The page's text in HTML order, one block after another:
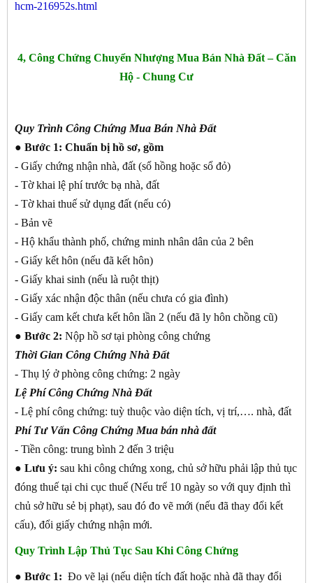
hcm-216952s.html
4, Công Chứng Chuyển Nhượng Mua Bán Nhà Đất – Căn
Hộ - Chung Cư
Quy Trình Công Chứng Mua Bán Nhà Đất
● Bước 1: Chuẩn bị hồ sơ, gồm
- Giấy chứng nhận nhà, đất (sổ hồng hoặc sổ đỏ)
- Tờ khai lệ phí trước bạ nhà, đất
- Tờ khai thuế sử dụng đất (nếu có)
- Bản vẽ
- Hộ khẩu thành phố, chứng minh nhân dân của 2 bên
- Giấy kết hôn (nếu đã kết hôn)
- Giấy khai sinh (nếu là ruột thịt)
- Giấy xác nhận độc thân (nếu chưa có gia đình)
- Giấy cam kết chưa kết hôn lần 2 (nếu đã ly hôn chồng cũ)
● Bước 2: Nộp hồ sơ tại phòng công chứng
Thời Gian Công Chứng Nhà Đất
- Thụ lý ở phòng công chứng: 2 ngày
Lệ Phí Công Chứng Nhà Đất
- Lệ phí công chứng: tuỳ thuộc vào diện tích, vị trí,…. nhà, đất
Phí Tư Vấn Công Chứng Mua bán nhà đất
- Tiền công: trung bình 2 đến 3 triệu
● Lưu ý: sau khi công chứng xong, chủ sở hữu phải lập thủ tục
đóng thuế tại chi cục thuế (Nếu trể 10 ngày so với quy định thì
chủ sở hữu sẻ bị phạt), sau đó đo vẽ mới (nếu đã thay đổi kết
cấu), đổi giấy chứng nhận mới.
Quy Trình Lập Thủ Tục Sau Khi Công Chứng
● Bước 1: Đo vẽ lại (nếu diện tích đất hoặc nhà đã thay đổi